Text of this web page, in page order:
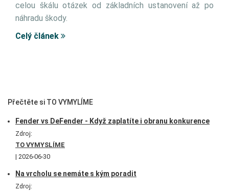
celou škálu otázek od základních ustanovení až po
náhradu škody.
Celý článek
Přečtěte si TO VYMYLÍME
Fender vs DeFender - Když zaplatíte i obranu konkurence
Zdroj:
TO VYMYSLÍME
2026-06-30
Na vrcholu se nemáte s kým poradit
Zdroj: